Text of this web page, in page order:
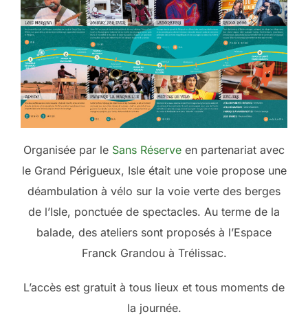
Organisée par le Sans Réserve en partenariat avec
le Grand Périgueux, Isle était une voie propose une
déambulation à vélo sur la voie verte des berges
de l’Isle, ponctuée de spectacles. Au terme de la
balade, des ateliers sont proposés à l’Espace
Franck Grandou à Trélissac.
L’accès est gratuit à tous lieux et tous moments de
la journée.